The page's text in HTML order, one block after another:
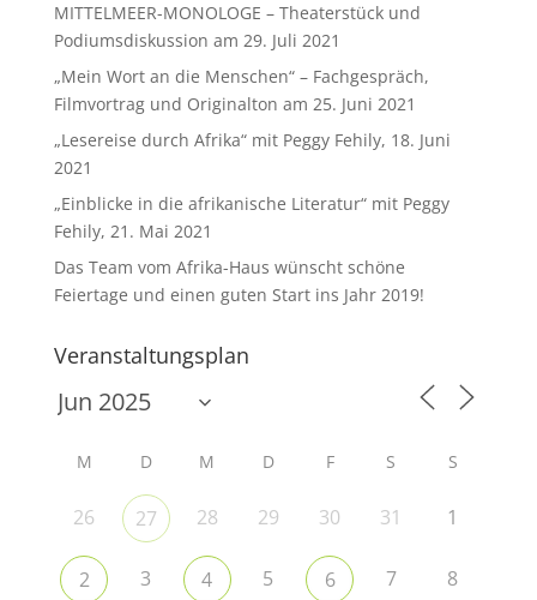
MITTELMEER-MONOLOGE – Theaterstück und
Podiumsdiskussion am 29. Juli 2021
„Mein Wort an die Menschen“ – Fachgespräch,
Filmvortrag und Originalton am 25. Juni 2021
„Lesereise durch Afrika“ mit Peggy Fehily, 18. Juni
2021
„Einblicke in die afrikanische Literatur“ mit Peggy
Fehily, 21. Mai 2021
Das Team vom Afrika-Haus wünscht schöne
Feiertage und einen guten Start ins Jahr 2019!
Veranstaltungsplan
M D M D F S S
26 27 28 29 30 31 1
2 3 4 5 6 7 8